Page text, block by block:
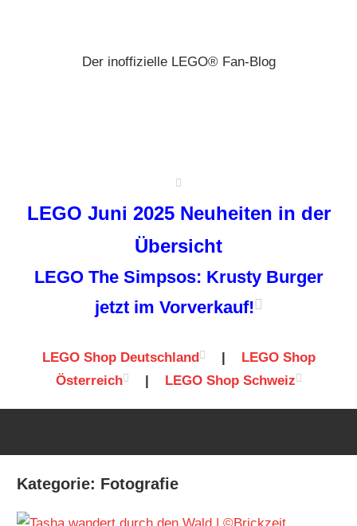
Der inoffizielle LEGO® Fan-Blog
LEGO Juni 2025 Neuheiten in der
Übersicht
LEGO The Simpsos: Krusty Burger
jetzt im Vorverkauf!
LEGO Shop Deutschland | LEGO Shop
Österreich
| LEGO Shop Schweiz
Kategorie: Fotografie